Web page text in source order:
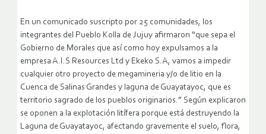
En un comunicado suscripto por 25 comunidades, los
integrantes del Pueblo Kolla de Jujuy afirmaron “que sepa el
Gobierno de Morales que así como hoy expulsamos a la
empresa A.I.S Resources Ltd y Ekeko S.A, vamos a impedir
cualquier otro proyecto de megamineria y/o de litio en la
Cuenca de Salinas Grandes y laguna de Guayatayoc, que es
territorio sagrado de los pueblos originarios.” Según explicaron
se oponen a la explotación litífera porque está destruyendo la
Laguna de Guayatayoc, afectando gravemente el suelo, flora,